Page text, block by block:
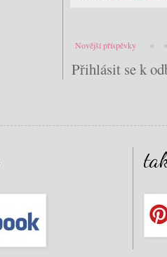
Novější příspěvky
Přihlásit se k